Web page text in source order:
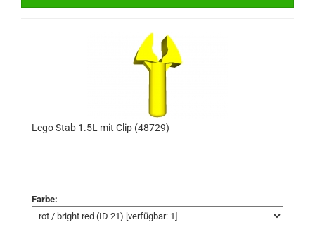
Lego Stab 1.5L mit Clip (48729)
Farbe: